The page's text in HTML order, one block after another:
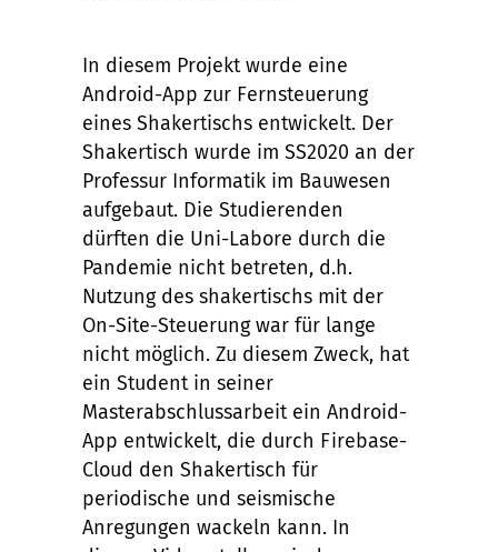
In diesem Projekt wurde eine
Android-App zur Fernsteuerung
eines Shakertischs entwickelt. Der
Shakertisch wurde im SS2020 an der
Professur Informatik im Bauwesen
aufgebaut. Die Studierenden
dürften die Uni-Labore durch die
Pandemie nicht betreten, d.h.
Nutzung des shakertischs mit der
On-Site-Steuerung war für lange
nicht möglich. Zu diesem Zweck, hat
ein Student in seiner
Masterabschlussarbeit ein Android-
App entwickelt, die durch Firebase-
Cloud den Shakertisch für
periodische und seismische
Anregungen wackeln kann. In